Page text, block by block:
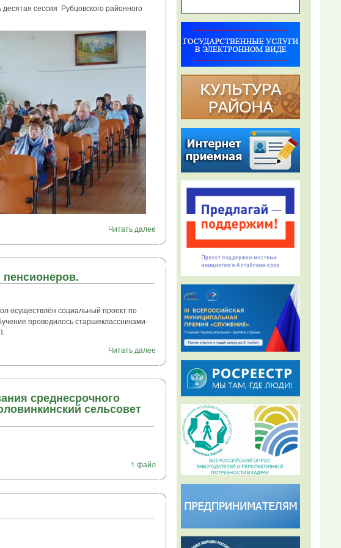
сессия Рубцовского районного
Читать далее
осуществлён социальный проект по
проводилось старшеклассниками-
Читать далее
среднесрочного
сельсовет
1 файл